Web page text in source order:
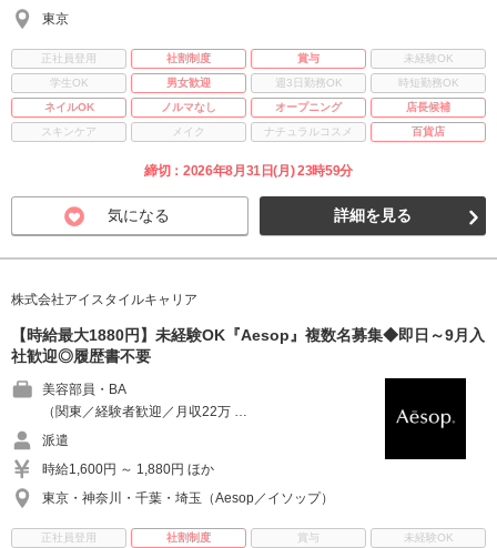
東京
正社員登用 社割制度 賞与
未経験OK
学生OK
男女歓迎 週3日勤務OK
時短勤務OK
ネイルOK
ノルマなし オープニング
店長候補
スキンケア
メイク ナチュラルコスメ 百貨店
締切：2026年8月31日(月) 23時59分
気になる 詳細を見る
株式会社アイスタイルキャリア
【時給最大1880円】未経験OK『Aesop』複数名募集◆即日～9月入
社歓迎◎履歴書不要
美容部員・BA
（関東／経験者歓迎／月収22万 …
派遣
時給1,600円 ～ 1,880円 ほか
東京・神奈川・千葉・埼玉（Aesop／イソップ）
正社員登用 社割制度 賞与
未経験OK